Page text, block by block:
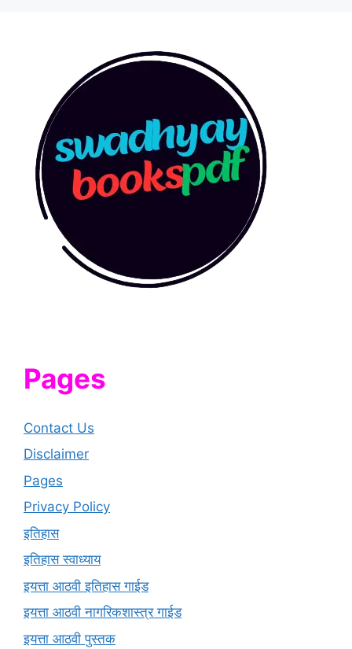
Pages
Contact Us
Disclaimer
Pages
Privacy Policy
इतिहास
इतिहास स्वाध्याय
इयत्ता आठवी इतिहास गाईड
इयत्ता आठवी नागरिकशास्त्र गाईड
इयत्ता आठवी पुस्तक